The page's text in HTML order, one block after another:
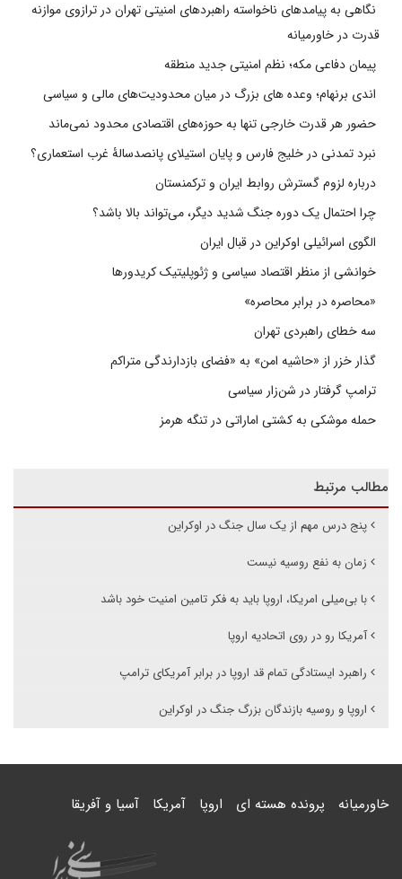
نگاهی به پیامدهای ناخواسته راهبردهای امنیتی تهران در ترازوی موازنه
قدرت در خاورمیانه
پیمان دفاعی مکه؛ نظم امنیتی جدید منطقه
اندی برنهام؛ وعده های بزرگ در میان محدودیت‌های مالی و سیاسی
حضور هر قدرت خارجی تنها به حوزه‌های اقتصادی محدود نمی‌ماند
نبرد تمدنی در خلیج فارس و پایان استیلای پانصدسالۀ غرب استعماری؟
درباره لزوم گسترش روابط ایران و ترکمنستان
چرا احتمال یک دوره جنگ شدید دیگر، می‌تواند بالا باشد؟
الگوی اسرائیلی اوکراین در قبال ایران
خوانشی از منظر اقتصاد سیاسی و ژئوپلیتیک کریدورها
«محاصره در برابر محاصره»
سه خطای راهبردی تهران
گذار خزر از «حاشیه امن» به «فضای بازدارندگی متراکم
ترامپ گرفتار در شن‌زار سیاسی
حمله موشکی به کشتی اماراتی در تنگه هرمز
مطالب مرتبط
پنج درس مهم از یک سال جنگ در اوکراین
زمان به نفع روسیه نیست
با بی‌میلی امریکا، اروپا باید به فکر تامین امنیت خود باشد
آمریکا رو در روی اتحادیه اروپا
راهبرد ایستادگی تمام قد اروپا در برابر آمریکای ترامپ
اروپا و روسیه بازندگان بزرگ جنگ در اوکراین
خاورمیانه پرونده هسته ای اروپا آمریکا آسیا و آفریقا